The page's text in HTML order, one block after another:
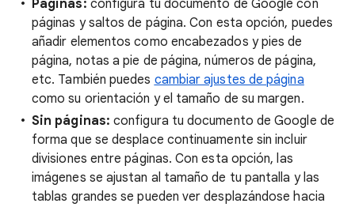
Páginas: configura tu documento de Google con
páginas y saltos de página. Con esta opción, puedes
añadir elementos como encabezados y pies de
página, notas a pie de página, números de página,
etc. También puedes cambiar ajustes de página
como su orientación y el tamaño de su margen.
Sin páginas: configura tu documento de Google de
forma que se desplace continuamente sin incluir
divisiones entre páginas. Con esta opción, las
imágenes se ajustan al tamaño de tu pantalla y las
tablas grandes se pueden ver desplazándose hacia